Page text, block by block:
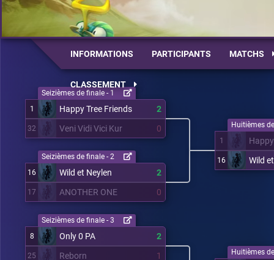
INFORMATIONS PARTICIPANTS MATCHS
CLASSEMENT
1 Happy Tree Friends 2
32 Veni Vidi Vici Kur 0
Seizièmes de finale - 1
16 Wild et Neylen 2
17 ANOTHER ONE 0
Seizièmes de finale - 2
8 Only 0 PA 2
25 Reborn 1
Seizièmes de finale - 3
1
16 Wild
Huitièmes
Huitièmes